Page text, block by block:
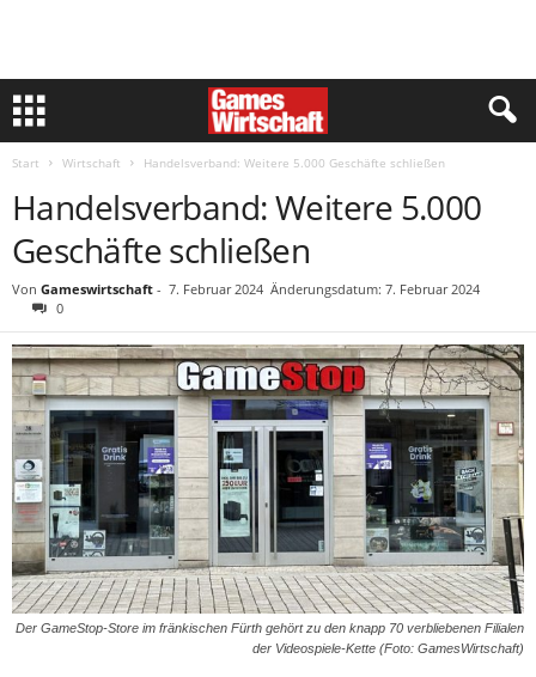
Start Wirtschaft Handelsverband: Weitere 5.000 Geschäfte schließen
Handelsverband: Weitere 5.000
Geschäfte schließen
Von Gameswirtschaft - 7. Februar 2024 Änderungsdatum: 7. Februar 2024
0
Der GameStop-Store im fränkischen Fürth gehört zu den knapp 70 verbliebenen Filialen
der Videospiele-Kette (Foto: GamesWirtschaft)